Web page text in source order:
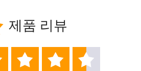
제품 리뷰
  